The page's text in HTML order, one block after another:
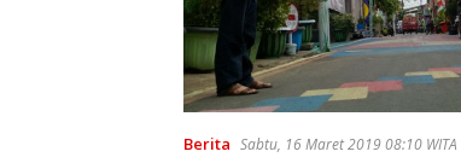
Berita Sabtu, 16 Maret 2019 08:10 WITA